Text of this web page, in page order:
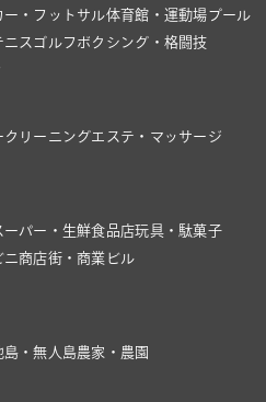
ー・フットサル体育館・運動場プール
ニス ゴルフ ボクシング・格闘技
クリーニングエステ・マッサージ
ーパー・生鮮食品店玩具・駄菓子
ニ商店街・商業ビル
島・無人島農家・農園